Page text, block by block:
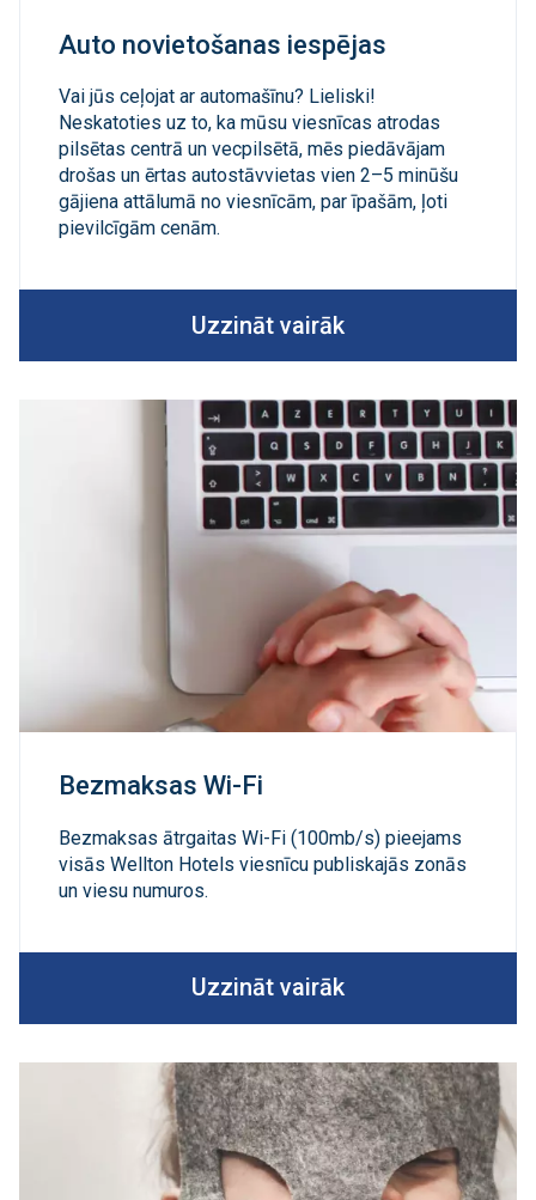
Auto novietošanas iespējas
Vai jūs ceļojat ar automašīnu? Lieliski!
Neskatoties uz to, ka mūsu viesnīcas atrodas
pilsētas centrā un vecpilsētā, mēs piedāvājam
drošas un ērtas autostāvvietas vien 2–5 minūšu
gājiena attālumā no viesnīcām, par īpašām, ļoti
pievilcīgām cenām.
Uzzināt vairāk
Bezmaksas Wi-Fi
Bezmaksas ātrgaitas Wi-Fi (100mb/s) pieejams
visās Wellton Hotels viesnīcu publiskajās zonās
un viesu numuros.
Uzzināt vairāk